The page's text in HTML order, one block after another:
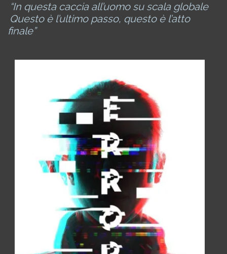
“In questa caccia all’uomo su scala globale
Questo è l’ultimo passo, questo è l’atto
finale”